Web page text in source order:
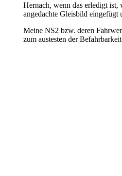
Hernach, wenn das erledigt
angedachte Gleisbild eingefügt
Meine NS2 bzw. deren
zum austesten der